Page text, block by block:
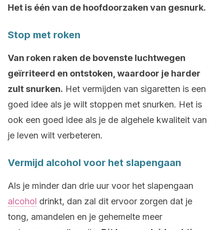
Het is één van de hoofdoorzaken van gesnurk.
Stop met roken
Van roken raken de bovenste luchtwegen
geïrriteerd en ontstoken, waardoor je harder
zult snurken. Het vermijden van sigaretten is een
goed idee als je wilt stoppen met snurken. Het is
ook een goed idee als je de algehele kwaliteit van
je leven wilt verbeteren.
Vermijd alcohol voor het slapengaan
Als je minder dan drie uur voor het slapengaan
alcohol drinkt, dan zal dit ervoor zorgen dat je
tong, amandelen en je gehemelte meer